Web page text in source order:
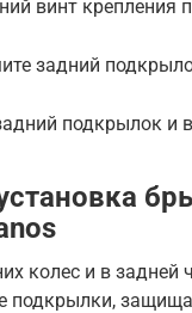
винт крепления
задний
подкрылок и
колес и в задней
подкрылки,